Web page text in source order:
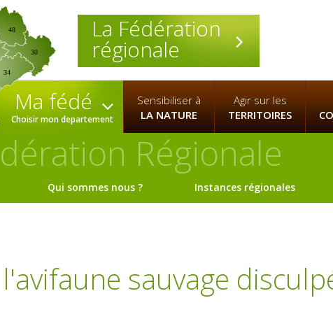
La Fédération
régionale
30
34
48
Ma fédé
Choisir mon departement
Sensibiliser à
LA NATURE
Agir sur les
TERRITOIRES
Régionale
Qui sommes nous ? Instances régionales
sauvage